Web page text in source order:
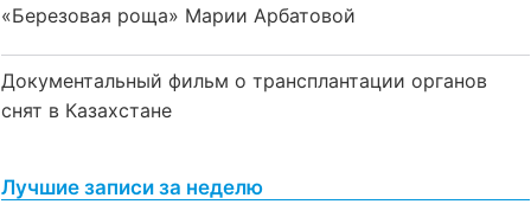
«Березовая роща» Марии Арбатовой
Документальный фильм о трансплантации органов
снят в Казахстане
Лучшие записи за неделю